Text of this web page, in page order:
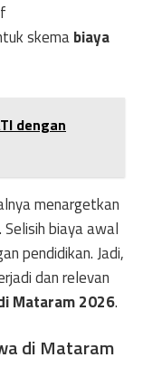
skemabiaya
dengan
menargetkan
biaya awal
pendidikan. Jadi,
dan relevan
Mataram 2026.
di Mataram